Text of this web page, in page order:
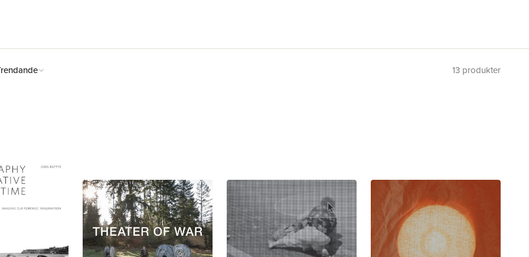
13 produkter